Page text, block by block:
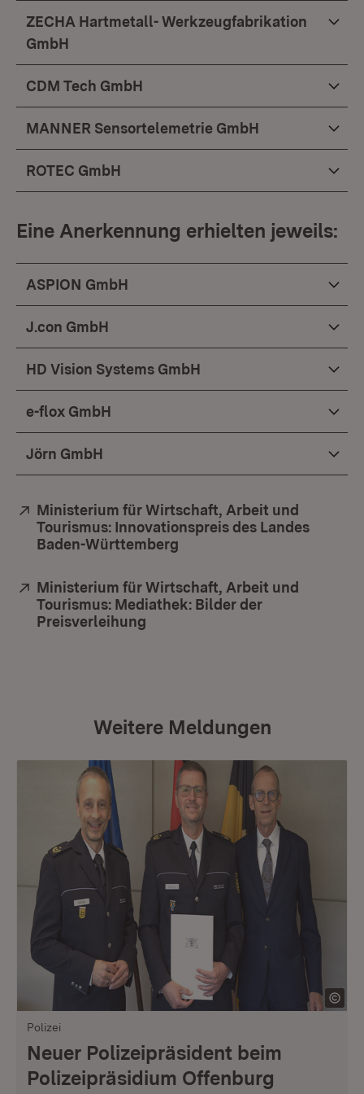
ZECHA Hartmetall- Werkzeugfabrikation
GmbH
CDM Tech GmbH
MANNER Sensortelemetrie GmbH
ROTEC GmbH
Eine Anerkennung erhielten jeweils:
ASPION GmbH
J.con GmbH
HD Vision Systems GmbH
e-flox GmbH
Jörn GmbH
Extern:
Ministerium für Wirtschaft, Arbeit und
Tourismus: Innovationspreis des Landes
Baden-Württemberg
Extern:
Ministerium für Wirtschaft, Arbeit und
Tourismus: Mediathek: Bilder der
Preisverleihung
Weitere Meldungen
Polizei
Neuer Polizeipräsident beim
Polizeipräsidium Offenburg